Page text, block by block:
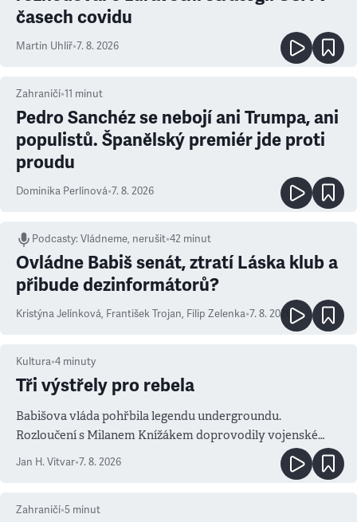
časech covidu
Martin Uhlíř•7. 8. 2026
Zahraničí•11 minut
Pedro Sanchéz se nebojí ani Trumpa, ani
populistů. Španělský premiér jde proti
proudu
Dominika Perlínová•7. 8. 2026
Podcasty:Vládneme, nerušit•42 minut
Ovládne Babiš senát, ztratí Láska klub a
přibude dezinformátorů?
Kristýna Jelínková, František Trojan, Filip Zelenka•7. 8. 2026
Kultura•4 minuty
Tři výstřely pro rebela
Babišova vláda pohřbila legendu undergroundu.
Rozloučení s Milanem Knížákem doprovodily vojenské
salvy i kritika pokrokářů
Jan H. Vitvar•7. 8. 2026
Zahraničí•5 minut